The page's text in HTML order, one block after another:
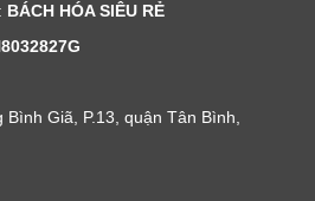
BÁCH HÓA SIÊU RẺ
Giã, P.13, quận Tân Bình,